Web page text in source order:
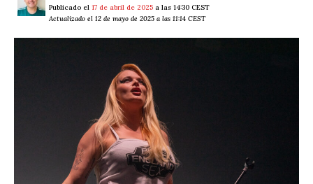
Publicado el 17 de abril de 2025 a las 14:30 CEST
Actualizado el 12 de mayo de 2025 a las 11:14 CEST